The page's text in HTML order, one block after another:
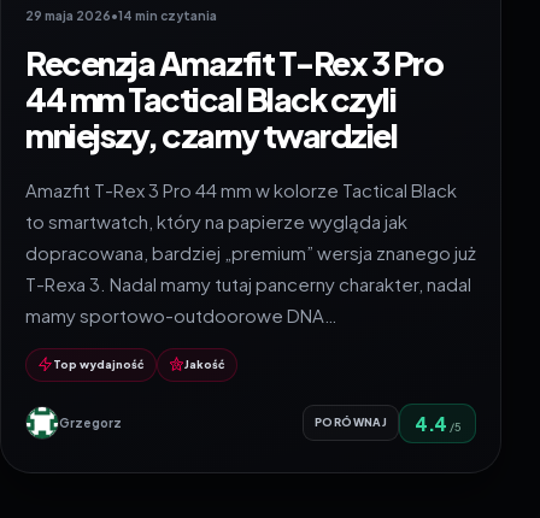
29 maja 2026•14 min czytania
Recenzja Amazfit T-Rex 3 Pro
44 mm Tactical Black czyli
mniejszy, czarny twardziel
Amazfit T-Rex 3 Pro 44 mm w kolorze Tactical Black
to smartwatch, który na papierze wygląda jak
dopracowana, bardziej „premium” wersja znanego już
T-Rexa 3. Nadal mamy tutaj pancerny charakter, nadal
mamy sportowo-outdoorowe DNA…
Top wydajność Jakość
Grzegorz PORÓWNAJ 4.4 /5